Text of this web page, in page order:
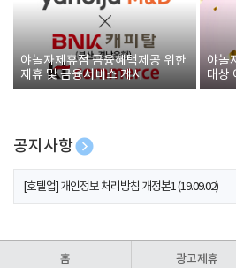
야놀자제휴점 금융혜택제공 위한
제휴 및 금융서비스 게시
야놀
대상
폰 증
공지사항
[호텔업] 개인정보 처리방침 개정본2 (19.09.02)
[호텔업] 개인정보 처리방침 개정본1 (19.09.02)
홈 광고제휴